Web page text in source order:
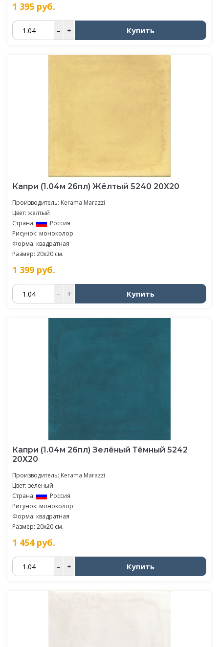
1 395 руб.
– + Купить
Капри (1.04м 26пл) Жёлтый 5240 20Х20
Производитель: Kerama Marazzi
Цвет: желтый
Страна:
Россия
Рисунок: моноколор
Форма: квадратная
Размер: 20x20 см.
1 399 руб.
– + Купить
Капри (1.04м 26пл) Зелёный Тёмный 5242
20Х20
Производитель: Kerama Marazzi
Цвет: зеленый
Страна:
Россия
Рисунок: моноколор
Форма: квадратная
Размер: 20x20 см.
1 454руб.
– + Купить